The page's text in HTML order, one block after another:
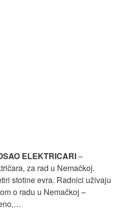
ELEKTRICARI–
za rad u Nemačkoj.
stotine evra. Radnici uživaju
o radu u Nemačkoj –